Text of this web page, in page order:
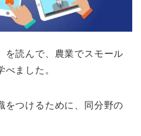
を読んで、農業でスモール
べました。
をつけるために、同分野の